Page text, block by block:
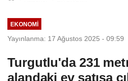
EKONOMİ
Yayınlanma: 17 Ağustos 2025 - 09:59
Turgutlu'da 231
alandaki ev satışa